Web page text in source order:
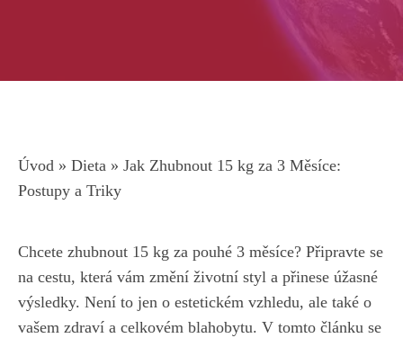
Úvod » Dieta » Jak Zhubnout 15 kg za 3 Měsíce:
Postupy a Triky
Chcete zhubnout 15 kg za pouhé ‌3 ‍měsíce? Připravte se
na cestu, která vám změní životní styl a přinese úžasné
výsledky. Není to ​jen o estetickém vzhledu, ale také ⁤o
vašem zdraví ⁤a celkovém blahobytu. ‌V tomto článku‌ se